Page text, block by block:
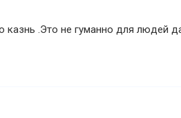
казнь .Это не гуманно для людей